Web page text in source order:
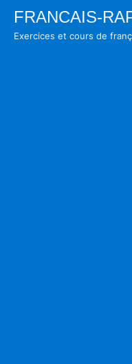
SkipFRANCAIS-
Exercices et cours de